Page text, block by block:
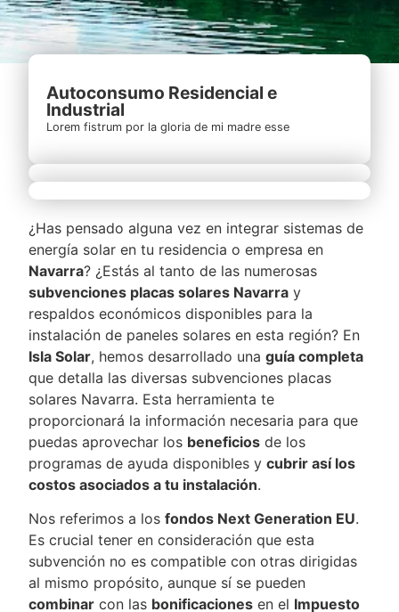
Autoconsumo Residencial e
Industrial
Lorem fistrum por la gloria de mi madre esse
¿Has pensado alguna vez en integrar sistemas de
energía solar en tu residencia o empresa en
Navarra? ¿Estás al tanto de las numerosas
subvenciones placas solares Navarra y
respaldos económicos disponibles para la
instalación de paneles solares en esta región? En
Isla Solar, hemos desarrollado unaguía completa
que detalla las diversas subvenciones placas
solares Navarra. Esta herramienta te
proporcionará la información necesaria para que
puedas aprovechar los beneficios de los
programas de ayuda disponibles ycubrir así los
costos asociados a tu instalación.
Nos referimos a losfondos Next Generation EU.
Es crucial tener en consideración que esta
subvención no es compatible con otras dirigidas
al mismo propósito, aunque sí se pueden
combinar con las bonificaciones en el Impuesto